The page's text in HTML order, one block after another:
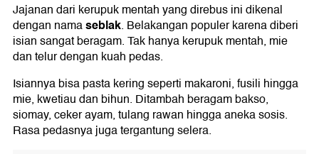
Jajanan dari kerupuk mentah yang direbus ini dikenal
dengan namaseblak. Belakangan populer karena diberi
isian sangat beragam. Tak hanya kerupuk mentah, mie
dan telur dengan kuah pedas.
Isiannya bisa pasta kering seperti makaroni, fusili hingga
mie, kwetiau dan bihun. Ditambah beragam bakso,
siomay, ceker ayam, tulang rawan hingga aneka sosis.
Rasa pedasnya juga tergantung selera.